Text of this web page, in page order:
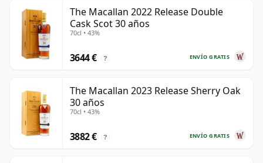
The Macallan 2022 Release Double
Cask Scot 30 años
70cl • 43%
ENVÍO GRATIS
3644 € ?
The Macallan 2023 Release Sherry Oak
30 años
70cl • 43%
ENVÍO GRATIS
3882 € ?